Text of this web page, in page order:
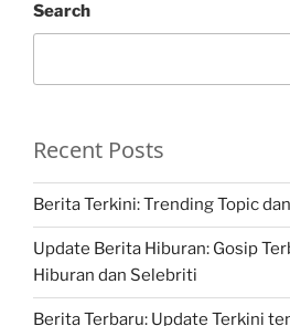
Search
Recent Posts
Berita Terkini: Trending Topic
Update Berita Hiburan: Gosip
Hiburan dan Selebriti
Berita Terbaru: Update Terkini